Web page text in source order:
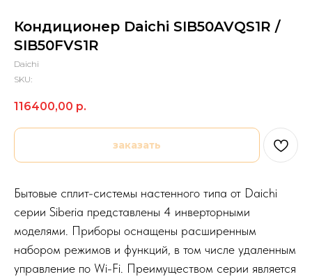
Кондиционер Daichi SIB50AVQS1R /
SIB50FVS1R
Daichi
SKU:
116400,00 р.
заказать
Бытовые сплит-системы настенного типа от Daichi
серии Siberia представлены 4 инверторными
моделями. Приборы оснащены расширенным
набором режимов и функций, в том числе удаленным
управление по Wi-Fi. Преимуществом серии является